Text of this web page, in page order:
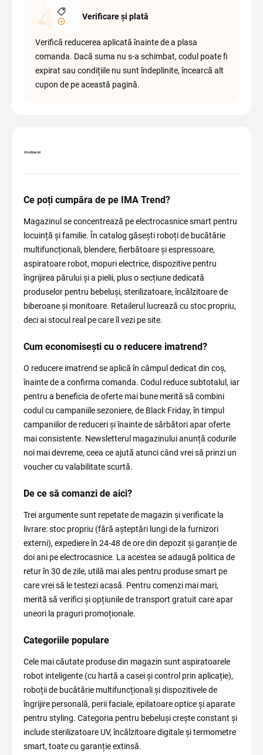
Verificare și plată
Verifică reducerea aplicată înainte de a plasa
comanda. Dacă suma nu s-a schimbat, codul poate fi
expirat sau condițiile nu sunt îndeplinite, încearcă alt
cupon de pe această pagină.
Ce poți cumpăra de pe IMA Trend?
Magazinul se concentrează pe electrocasnice smart pentru
locuință și familie. În catalog găsești roboți de bucătărie
multifuncționali, blendere, fierbătoare și espressoare,
aspiratoare robot, mopuri electrice, dispozitive pentru
îngrijirea părului și a pielii, plus o secțiune dedicată
produselor pentru bebeluși, sterilizatoare, încălzitoare de
biberoane și monitoare. Retailerul lucrează cu stoc propriu,
deci ai stocul real pe care îl vezi pe site.
Cum economisești cu o reducere imatrend?
O reducere imatrend se aplică în câmpul dedicat din coș,
înainte de a confirma comanda. Codul reduce subtotalul, iar
pentru a beneficia de oferte mai bune merită să combini
codul cu campaniile sezoniere, de Black Friday, în timpul
campaniilor de reduceri și înainte de sărbători apar oferte
mai consistente. Newsletterul magazinului anunță codurile
noi mai devreme, ceea ce ajută atunci când vrei să prinzi un
voucher cu valabilitate scurtă.
De ce să comanzi de aici?
Trei argumente sunt repetate de magazin și verificate la
livrare: stoc propriu (fără așteptări lungi de la furnizori
externi), expediere în 24-48 de ore din depozit și garanție de
doi ani pe electrocasnice. La acestea se adaugă politica de
retur în 30 de zile, utilă mai ales pentru produse smart pe
care vrei să le testezi acasă. Pentru comenzi mai mari,
merită să verifici și opțiunile de transport gratuit care apar
uneori la praguri promoționale.
Categoriile populare
Cele mai căutate produse din magazin sunt aspiratoarele
robot inteligente (cu hartă a casei și control prin aplicație),
roboții de bucătărie multifuncționali și dispozitivele de
îngrijire personală, perii faciale, epilatoare optice și aparate
pentru styling. Categoria pentru bebeluși crește constant și
include sterilizatoare UV, încălzitoare digitale și termometre
smart, toate cu garanție extinsă.